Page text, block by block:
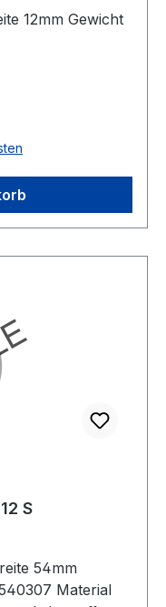
12mm Gewicht
NTN Schrägkugellager 5312 S
54mm
Material